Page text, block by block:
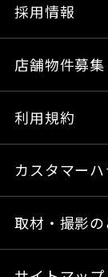
採用情報
店舗物件募集
利用規約
カスタマー
取材・撮影